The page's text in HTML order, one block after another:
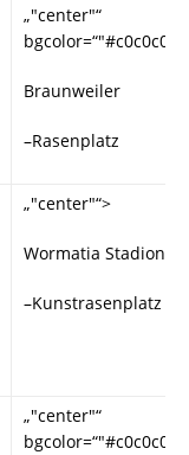
„"center"“
Braunweiler
–Rasenplatz
„"center"“>
Wormatia Stadion
–Kunstrasenplatz
„"center"“